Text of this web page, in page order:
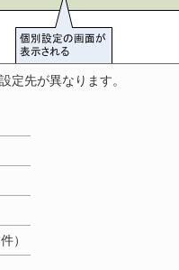
定先が異なります。
）